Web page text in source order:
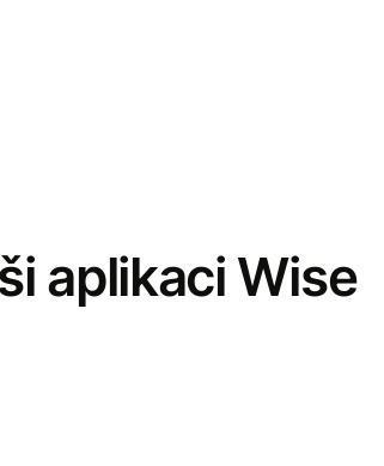
aplikaci Wise